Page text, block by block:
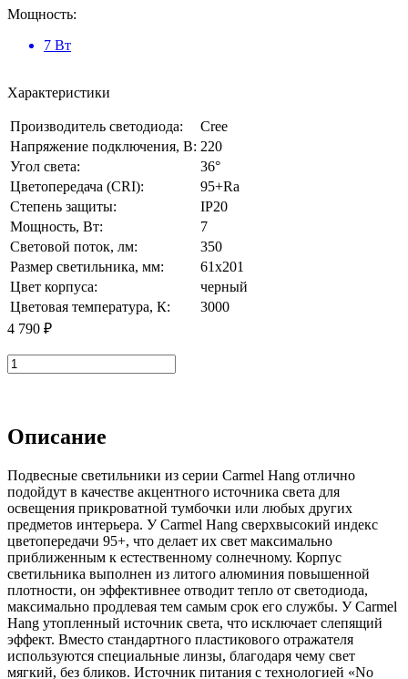
Мощность:
7 Вт
Характеристики
Производитель светодиода:
Cree
Напряжение подключения, В: 220
Угол света:
36°
Цветопередача (CRI):
95+Ra
Степень защиты:
IP20
Мощность, Вт:
7
Световой поток, лм:
350
Размер cветильника, мм:
61x201
Цвет корпуса:
черный
Цветовая температура, К:
3000
4 790 ₽
Описание
Подвесные светильники из серии Carmel Hang отлично
подойдут в качестве акцентного источника света для
освещения прикроватной тумбочки или любых других
предметов интерьера. У Carmel Hang сверхвысокий индекс
цветопередачи 95+, что делает их свет максимально
приближенным к естественному солнечному. Корпус
светильника выполнен из литого алюминия повышенной
плотности, он эффективнее отводит тепло от светодиода,
максимально продлевая тем самым срок его службы. У Carmel
Hang утопленный источник света, что исключает слепящий
эффект. Вместо стандартного пластикового отражателя
используются специальные линзы, благодаря чему свет
мягкий, без бликов. Источник питания с технологией «No